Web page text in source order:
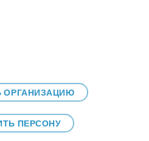
ОРГАНИЗАЦИЮ
ПЕРСОНУ